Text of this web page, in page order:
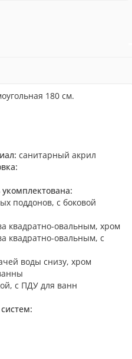
180 см.
санитарный акрил
поддонов, с боковой
квадратно-овальным, хром
квадратно-овальным, с
воды снизу, хром
с ПДУ для ванн